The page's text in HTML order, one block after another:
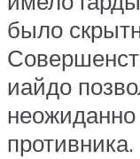
было
иайдо
неожиданно
противника.